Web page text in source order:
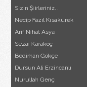
Sizin Şiirleriniz..
Necip Fazıl Kısakürek
Arif Nihat Asya
Sezai Karakoç
Bedirhan Gökçe
Dursun Ali Erzincanlı
Nurullah Genç